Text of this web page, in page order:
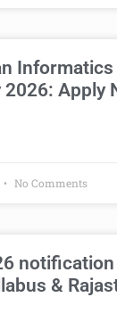
2026: Apply
No Comments
&